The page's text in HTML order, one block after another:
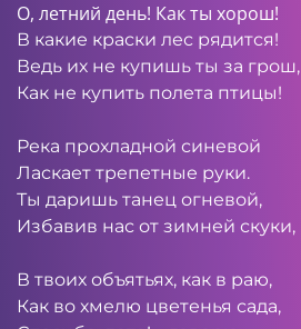
О, летний день! Как ты хорош!
В какие краски лес рядится!
Ведь их не купишь ты за грош,
Как не купить полета птицы!
Река прохладной синевой
Ласкает трепетные руки.
Ты даришь танец огневой,
Избавив нас от зимней скуки,
В твоих объятьях, как в раю,
Как во хмелю цветенья сада,